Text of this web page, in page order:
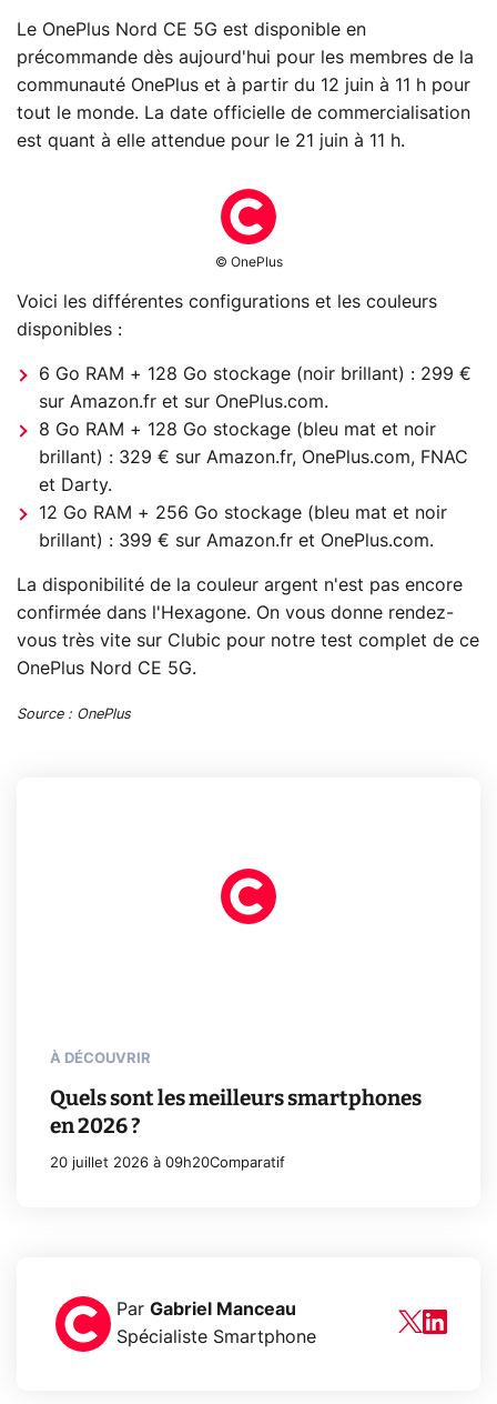
Le OnePlus Nord CE 5G est disponible en
précommande dès aujourd'hui pour les membres de la
communauté OnePlus et à partir du 12 juin à 11 h pour
tout le monde. La date officielle de commercialisation
est quant à elle attendue pour le 21 juin à 11 h.
© OnePlus
Voici les différentes configurations et les couleurs
disponibles :
6 Go RAM + 128 Go stockage (noir brillant) : 299 €
sur Amazon.fr et sur OnePlus.com.
8 Go RAM + 128 Go stockage (bleu mat et noir
brillant) : 329 € sur Amazon.fr, OnePlus.com, FNAC
et Darty.
12 Go RAM + 256 Go stockage (bleu mat et noir
brillant) : 399 € sur Amazon.fr et OnePlus.com.
La disponibilité de la couleur argent n'est pas encore
confirmée dans l'Hexagone. On vous donne rendez-
vous très vite sur Clubic pour notre test complet de ce
OnePlus Nord CE 5G.
Source : OnePlus
À DÉCOUVRIR
Quels sont les meilleurs smartphones
en 2026 ?
20 juillet 2026 à 09h20Comparatif
Par Gabriel Manceau
Spécialiste Smartphone